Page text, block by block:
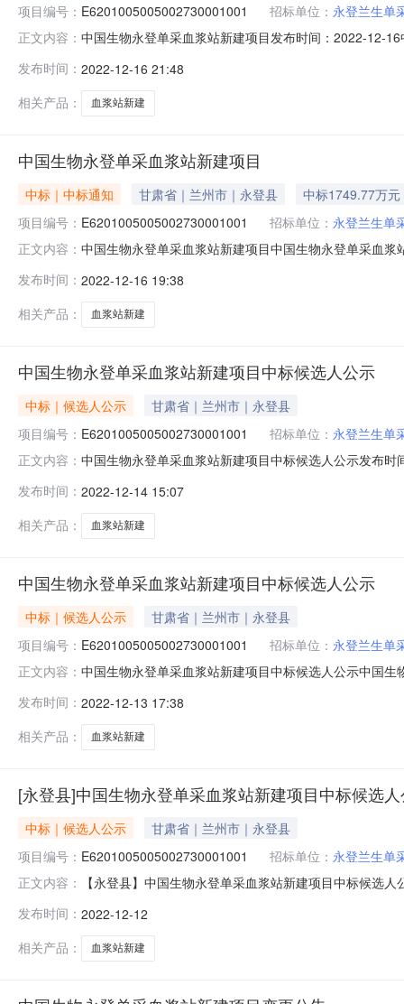
项目编号： E6201005005002730001001 招标单位： 永登兰生单
正文内容： 中国生物永登单采血浆站新建项目发布时间：2022-12-
15294118392开标时间2022年12月12日14时30分开标
发布时间： 2022-12-16 21:48
相关产品：
血浆站新建
中国生物永登单采血浆站新建项目
中标｜中标通知 甘肃省｜兰州市｜永登县
中标1749.77万元
项目编号： E6201005005002730001001 招标单位： 永登兰生单
正文内容： 中国生物永登单采血浆站新建项目中国生物永登单采血
间2022年12月12日14时30分开标地点兰州市公共资源交
发布时间： 2022-12-16 19:38
相关产品：
血浆站新建
中国生物永登单采血浆站新建项目中标候选人公示
中标｜候选人公示
甘肃省｜兰州市｜永登县
项目编号： E6201005005002730001001 招标单位： 永登兰生单
正文内容： 中国生物永登单采血浆站新建项目中标候选人公示发布
构联系电话15294118392开标时间2022年12月12日14
发布时间： 2022-12-14 15:07
相关产品：
血浆站新建
中国生物永登单采血浆站新建项目中标候选人公示
中标｜候选人公示
甘肃省｜兰州市｜永登县
项目编号： E6201005005002730001001 招标单位： 永登兰生单
正文内容： 中国生物永登单采血浆站新建项目中标候选人公示中国
15294118392开标时间2022年12月12日14时30分开标
发布时间： 2022-12-13 17:38
相关产品：
血浆站新建
[永登县]中国生物永登单采血浆站新建项目中标候选
中标｜候选人公示
甘肃省｜兰州市｜永登县
项目编号： E6201005005002730001001 招标单位： 永登兰生单
正文内容：
【永登县】中国生物永登单采血浆站新建项目中标候选
13619367002招标代理机构甘肃诚正招标有限公司招标
发布时间： 2022-12-12
相关产品：
血浆站新建